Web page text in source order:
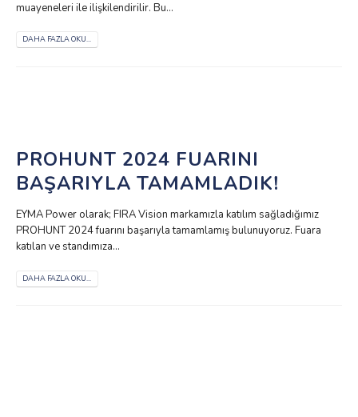
muayeneleri ile ilişkilendirilir. Bu...
DAHA FAZLA OKU...
PROHUNT 2024 FUARINI
BAŞARIYLA TAMAMLADIK!
EYMA Power olarak; FIRA Vision markamızla katılım sağladığımız
PROHUNT 2024 fuarını başarıyla tamamlamış bulunuyoruz. Fuara
katılan ve standımıza...
DAHA FAZLA OKU...